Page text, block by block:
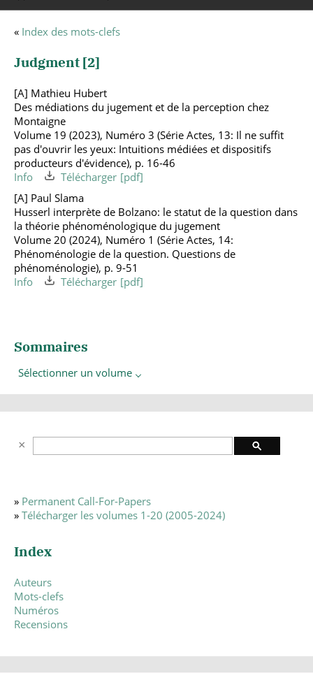
« Index des mots-clefs
Judgment [2]
[A] Mathieu Hubert
Des médiations du jugement et de la perception chez
Montaigne
Volume 19 (2023), Numéro 3 (Série Actes, 13: Il ne suffit
pas d'ouvrir les yeux: Intuitions médiées et dispositifs
producteurs d'évidence), p. 16-46
Info
Télécharger
[A] Paul Slama
Husserl interprète de Bolzano: le statut de la question dans
la théorie phénoménologique du jugement
Volume 20 (2024), Numéro 1 (Série Actes, 14:
Phénoménologie de la question. Questions de
phénoménologie), p. 9-51
Info
Télécharger
Sommaires
Sélectionner un volume
» Permanent Call-For-Papers
» Télécharger les volumes 1-20 (2005-2024)
Index
Auteurs
Mots-clefs
Numéros
Recensions